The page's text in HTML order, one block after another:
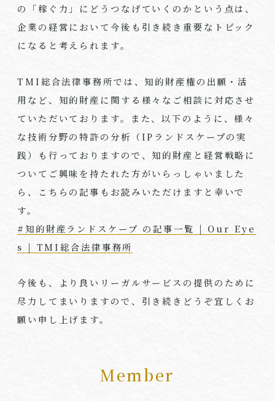
の「稼ぐ力」にどうつなげていくのかという点は、
企業の経営において今後も引き続き重要なトピック
になると考えられます。
TMI総合法律事務所では、知的財産権の出願・活
用など、知的財産に関する様々なご相談に対応させ
ていただいております。また、以下のように、様々
な技術分野の特許の分析（IPランドスケープの実
践）も行っておりますので、知的財産と経営戦略に
ついてご興味を持たれた方がいらっしゃいました
ら、こちらの記事もお読みいただけますと幸いで
す。
#知的財産ランドスケープ の記事一覧 | Our Eye
s | TMI総合法律事務所
今後も、より良いリーガルサービスの提供のために
尽力してまいりますので、引き続きどうぞ宜しくお
願い申し上げます。
Member